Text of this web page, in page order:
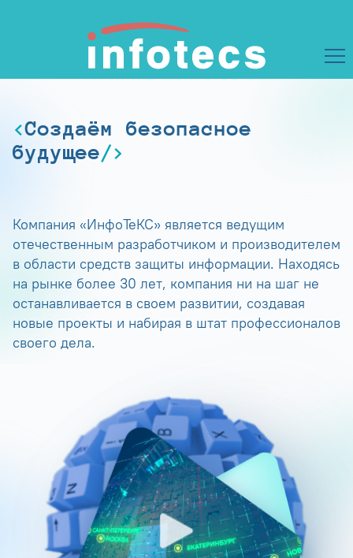
Создаём безопасное
будущее
Компания «ИнфоТеКС» является ведущим
отечественным разработчиком и производителем
в области средств защиты информации. Находясь
на рынке более 30 лет, компания ни на шаг не
останавливается в своем развитии, создавая
новые проекты и набирая в штат профессионалов
своего дела.